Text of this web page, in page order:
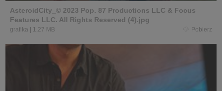
AsteroidCity_© 2023 Pop. 87 Productions LLC & Focus
Features LLC. All Rights Reserved (4).jpg
grafika 1,27 MB Pobierz